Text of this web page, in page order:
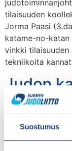
Suostumus
tilaisuuden
Jorma Paasi
katame-no-
vinkki
tekniikoita
Judon
avulla